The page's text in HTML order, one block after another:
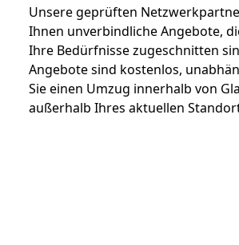
Unsere geprüften
Ihnen unverbindliche Angebote,
Ihre Bedürfnisse zugeschnitten
Angebote sind kostenlos,
Sie einen Umzug innerhalb von
außerhalb Ihres aktuellen